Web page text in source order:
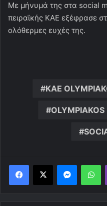
Με μήνυμά της στα social
πειραϊκής ΚΑΕ εξέφρασε
ολόθερμες ευχές της.
KAE
OLYMPIAKOS